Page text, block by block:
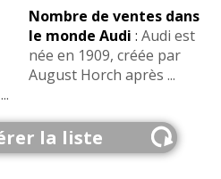
Nombre de ventes dans
le monde Audi : Audi est
née en 1909, créée par
August Horch après ...
la liste